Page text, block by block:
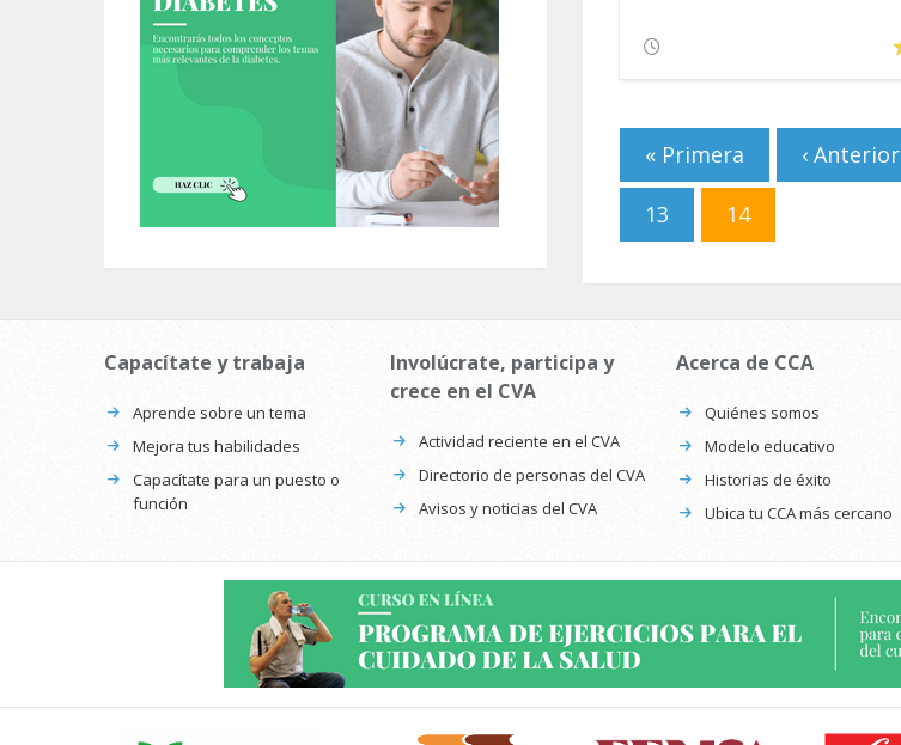
Páginas
« Primera ‹ Anterior
13 14
Capacítate y trabaja
Aprende sobre un tema
Mejora tus habilidades
Capacítate para un puesto o
función
Involúcrate, participa y
crece en el CVA
Actividad reciente en el CVA
Directorio de personas del CVA
Avisos y noticias del CVA
Acerca de CCA
Quiénes somos
Modelo educativo
Historias de éxito
Ubica tu CCA más cercano